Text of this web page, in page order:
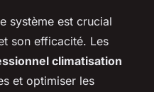
système est crucial
son efficacité. Les
climatisation
et optimiser les